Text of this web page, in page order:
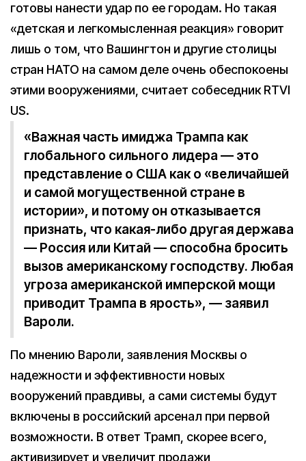
готовы нанести удар по ее городам. Но такая
«детская и легкомысленная реакция» говорит
лишь о том, что Вашингтон и другие столицы
стран НАТО на самом деле очень обеспокоены
этими вооружениями, считает собеседник RTVI
US.
«Важная часть имиджа Трампа как
глобального сильного лидера — это
представление о США как о «величайшей
и самой могущественной стране в
истории», и потому он отказывается
признать, что какая-либо другая держава
— Россия или Китай — способна бросить
вызов американскому господству. Любая
угроза американской имперской мощи
приводит Трампа в ярость», — заявил
Вароли.
По мнению Вароли, заявления Москвы о
надежности и эффективности новых
вооружений правдивы, а сами системы будут
включены в российский арсенал при первой
возможности. В ответ Трамп, скорее всего,
активизирует и увеличит продажи